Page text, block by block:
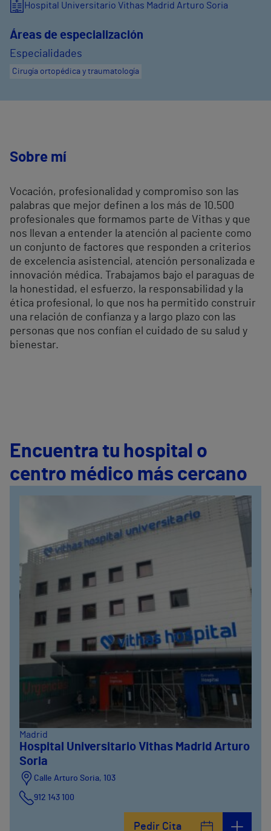
Hospital Universitario Vithas Madrid Arturo Soria
Áreas de especialización
Especialidades
Cirugía ortopédica y traumatología
Sobre mí
Vocación, profesionalidad y compromiso son las
palabras que mejor definen a los más de 10.500
profesionales que formamos parte de Vithas y que
nos llevan a entender la atención al paciente como
un conjunto de factores que responden a criterios
de excelencia asistencial, atención personalizada e
innovación médica. Trabajamos bajo el paraguas de
la honestidad, el esfuerzo, la responsabilidad y la
ética profesional, lo que nos ha permitido construir
una relación de confianza y a largo plazo con las
personas que nos confían el cuidado de su salud y
bienestar.
Encuentra tu hospital o
centro médico más cercano
Madrid
Hospital Universitario Vithas Madrid Arturo
Soria
Calle Arturo Soria, 103
912 143 100
Pedir Cita